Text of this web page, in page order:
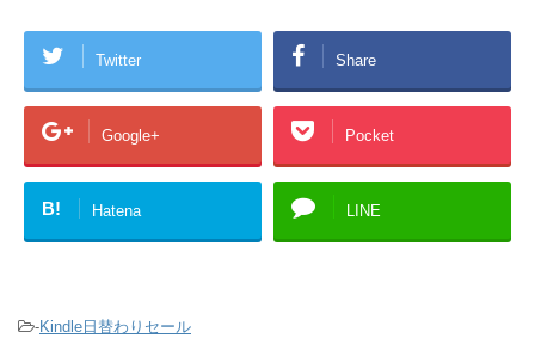
Twitter Share
Google+ Pocket
B! Hatena LINE
-Kindle日替わりセール